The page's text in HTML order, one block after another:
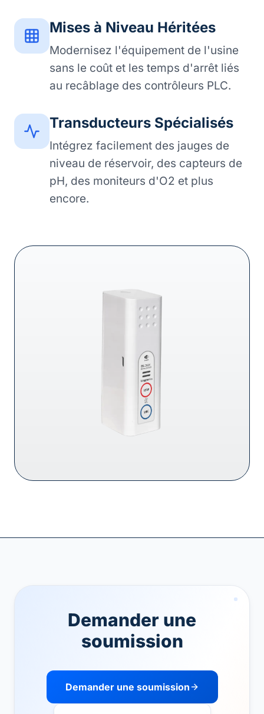
Mises à Niveau Héritées
Modernisez l'équipement de l'usine
sans le coût et les temps d'arrêt liés
au recâblage des contrôleurs PLC.
Transducteurs Spécialisés
Intégrez facilement des jauges de
niveau de réservoir, des capteurs de
pH, des moniteurs d'O2 et plus
encore.
Demander une
soumission
Demander une soumission